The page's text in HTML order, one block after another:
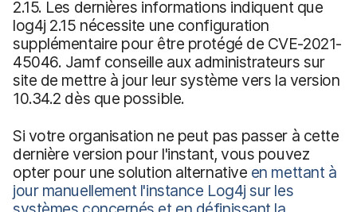
2.15. Les dernières informations indiquent que
log4j 2.15 nécessite une configuration
supplémentaire pour être protégé de CVE-2021-
45046. Jamf conseille aux administrateurs sur
site de mettre à jour leur système vers la version
10.34.2 dès que possible.
Si votre organisation ne peut pas passer à cette
dernière version pour l'instant, vous pouvez
opter pour une solution alternative en mettant à
jour manuellement l'instance Log4j sur les